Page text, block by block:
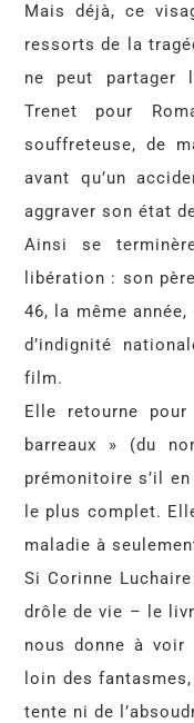
Mais déjà, ce
ressorts de la
ne peut partager
Trenet pour
souffreteuse, de
avant qu’un
aggraver son état
Ainsi se
libération : son
46, la même
d’indignité
film.
Elle retourne
barreaux » (du
prémonitoire s’il
le plus complet.
maladie à
Si Corinne
drôle de vie – le
nous donne à voir
loin des
tente ni de